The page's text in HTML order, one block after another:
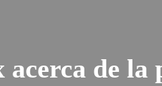
de la